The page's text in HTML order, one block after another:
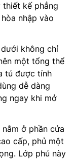
kế phẳng
nhập vào
không chỉ
một tổng thể
tủ được tính
dễ dàng
ngay khi mở
ở phần cửa
cấp, phủ một
Lớp phủ này